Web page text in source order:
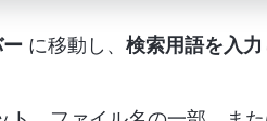
に移動し、 検索用語を入力